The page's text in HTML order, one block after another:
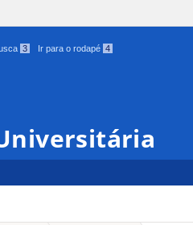
3 Ir para o rodapé 4